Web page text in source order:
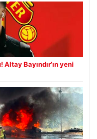
Bayındır’ın yeni